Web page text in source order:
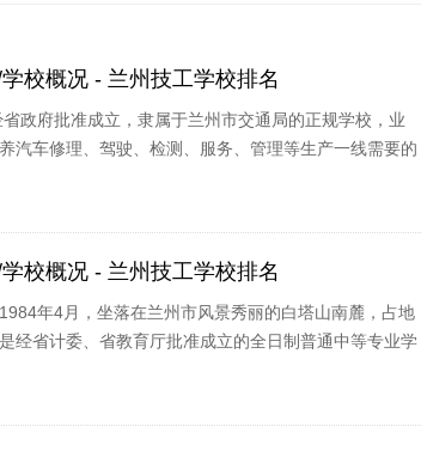
校概况 - 兰州技工学校排名
政府批准成立，隶属于兰州市交通局的正规学校，业
汽车修理、驾驶、检测、服务、管理等生产一线需要的
校概况 - 兰州技工学校排名
年4月，坐落在兰州市风景秀丽的白塔山南麓，占地
经省计委、省教育厅批准成立的全日制普通中等专业学